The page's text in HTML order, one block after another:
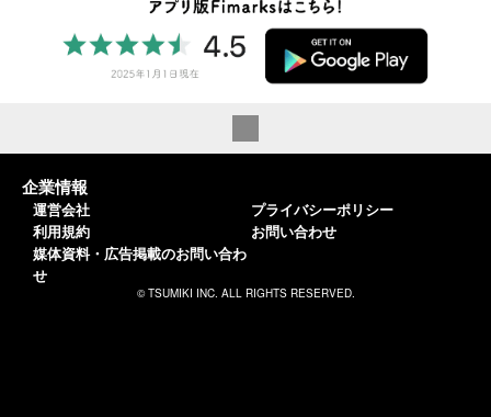
企業情報
運営会社
利用規約
媒体資料・広告掲載のお問い合わ
せ
プライバシーポリシー
お問い合わせ
© TSUMIKI INC. ALL RIGHTS RESERVED.